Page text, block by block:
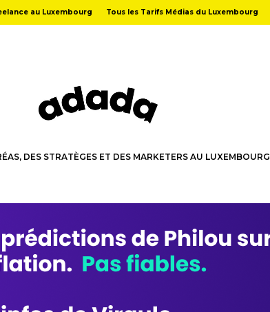
au Luxembourg Tous les Tarifs Médias du Luxembourg
DES STRATÈGES ET DES MARKETERS AU LUXEMBOURG